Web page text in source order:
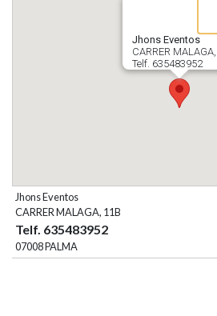
Jhons Eventos
CARRER
Telf. 635483952
Jhons Eventos
CARRER MALAGA, 11B
Telf. 635483952
07008 PALMA